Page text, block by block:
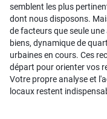
semblent les plus
dont nous disposons.
de facteurs que seule
biens, dynamique de
urbaines en cours. Ces
départ pour orienter vos
Votre propre analyse et
locaux restent